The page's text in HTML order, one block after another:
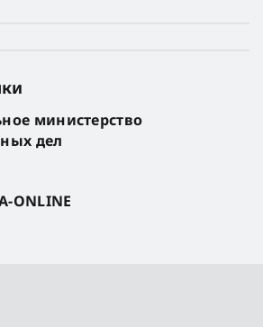
министерство
дел
ONLINE